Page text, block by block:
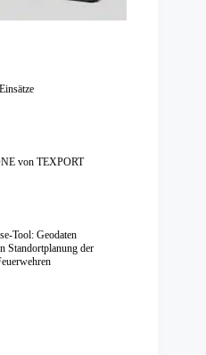
von TEXPORT
Tool: Geodaten
Standortplanung der